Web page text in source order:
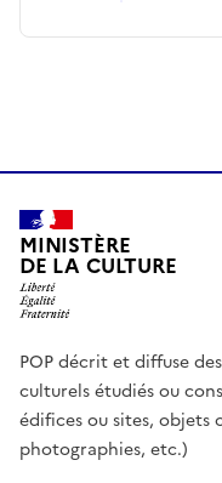
MINISTÈRE
DE LA CULTURE
POP décrit et diffuse
culturels étudiés ou
édifices ou sites, objets
photographies, etc.)